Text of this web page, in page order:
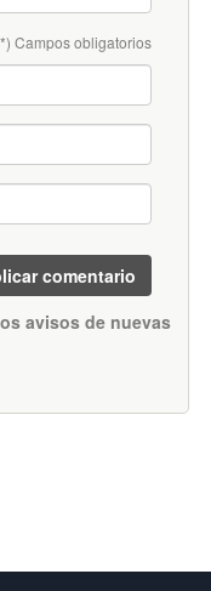
Campos obligatorios
avisos de nuevas